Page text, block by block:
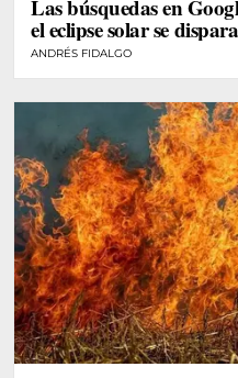
Las búsquedas en
el eclipse solar se
ANDRÉS FIDALGO